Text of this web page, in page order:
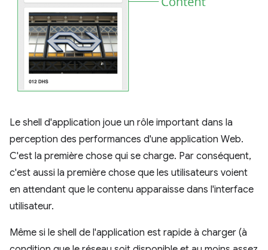
Le shell d'application joue un rôle important dans la
perception des performances d'une application Web.
C'est la première chose qui se charge. Par conséquent,
c'est aussi la première chose que les utilisateurs voient
en attendant que le contenu apparaisse dans l'interface
utilisateur.
Même si le shell de l'application est rapide à charger (à